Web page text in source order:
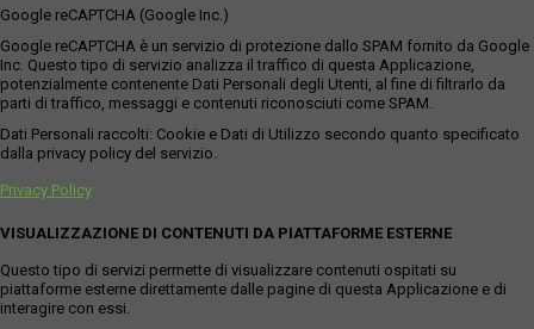
Google reCAPTCHA (Google Inc.)
Google reCAPTCHA è un servizio di protezione dallo SPAM fornito da Google
Inc. Questo tipo di servizio analizza il traffico di questa Applicazione,
potenzialmente contenente Dati Personali degli Utenti, al fine di filtrarlo da
parti di traffico, messaggi e contenuti riconosciuti come SPAM.
Dati Personali raccolti: Cookie e Dati di Utilizzo secondo quanto specificato
dalla privacy policy del servizio.
Privacy Policy
VISUALIZZAZIONE DI CONTENUTI DA PIATTAFORME ESTERNE
Questo tipo di servizi permette di visualizzare contenuti ospitati su
piattaforme esterne direttamente dalle pagine di questa Applicazione e di
interagire con essi.